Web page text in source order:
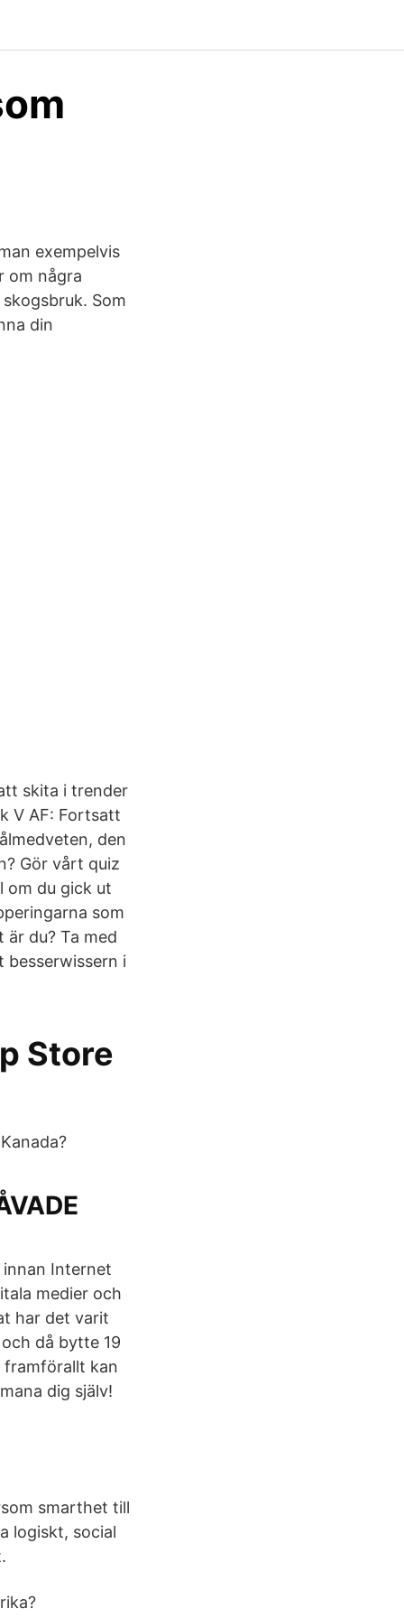
exempelvis
om några
Som
din
skita i trender
V AF: Fortsatt
den
Gör vårt quiz
om du gick ut
som
du? Ta med
besserwissern i
Store
Internet
medier och
har det varit
då bytte 19
framförallt kan
dig själv!
smarthet till
logiskt, social